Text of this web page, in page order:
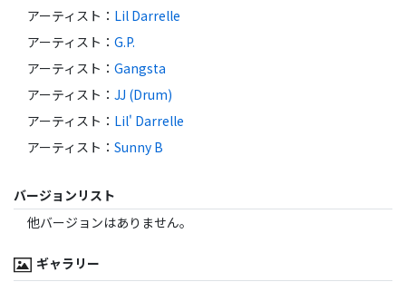
アーティスト ： Lil Darrelle
アーティスト ： G.P.
アーティスト ： Gangsta
アーティスト ： JJ (Drum)
アーティスト ： Lil' Darrelle
アーティスト ： Sunny B
バージョンリスト
他バージョンはありません。
ギャラリー